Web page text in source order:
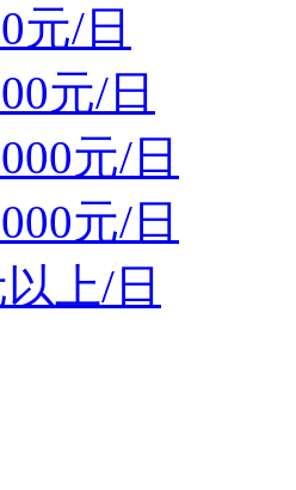
元/日
元/日
元/日
元/日
上/日